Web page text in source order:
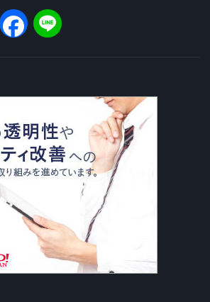
Twitter Facebook